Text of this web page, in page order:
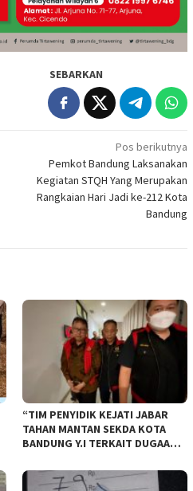
SEBARKAN
Pos berikutnya
Pemkot Bandung Laksanakan
Kegiatan STQH Yang Merupakan
Rangkaian Hari Jadi ke-212 Kota
Bandung
“TIM PENYIDIK KEJATI JABAR
TAHAN MANTAN SEKDA KOTA
BANDUNG Y.I TERKAIT DUGAAN
BANDUNG”.